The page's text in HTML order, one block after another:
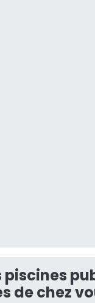
piscines
de chez